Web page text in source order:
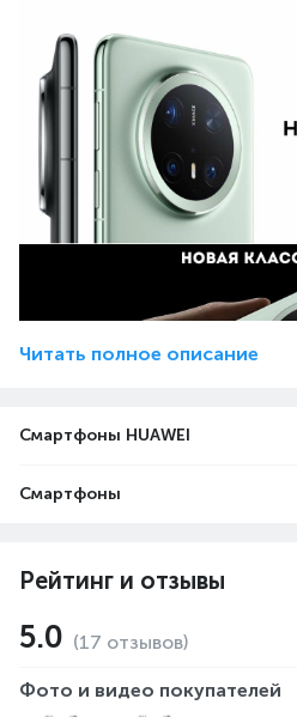
Читать полное описание
Смартфоны HUAWEI
Смартфоны
Рейтинг и отзывы
5.0 (17 отзывов)
Фото и видео покупателей